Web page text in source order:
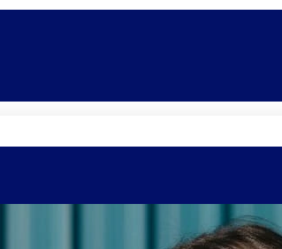
Equipe